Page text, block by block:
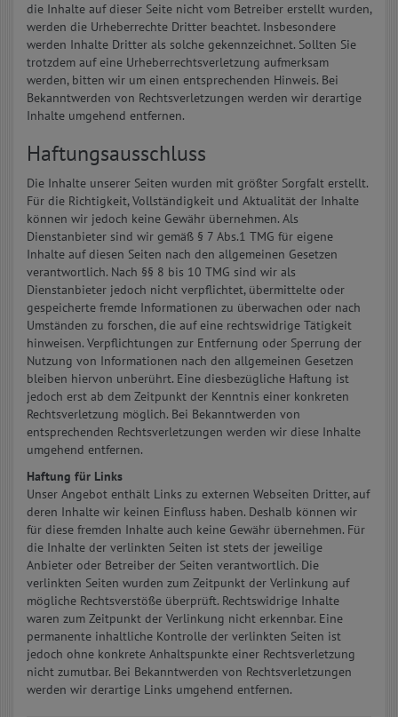
die Inhalte auf dieser Seite nicht vom Betreiber erstellt wurden,
werden die Urheberrechte Dritter beachtet. Insbesondere
werden Inhalte Dritter als solche gekennzeichnet. Sollten Sie
trotzdem auf eine Urheberrechtsverletzung aufmerksam
werden, bitten wir um einen entsprechenden Hinweis. Bei
Bekanntwerden von Rechtsverletzungen werden wir derartige
Inhalte umgehend entfernen.
Haftungsausschluss
Die Inhalte unserer Seiten wurden mit größter Sorgfalt erstellt.
Für die Richtigkeit, Vollständigkeit und Aktualität der Inhalte
können wir jedoch keine Gewähr übernehmen. Als
Dienstanbieter sind wir gemäß § 7 Abs.1 TMG für eigene
Inhalte auf diesen Seiten nach den allge­meinen Gesetzen
verantwortlich. Nach §§ 8 bis 10 TMG sind wir als
Dienstanbieter jedoch nicht verpflichtet, übermittelte oder
gespeicherte fremde Informationen zu überwachen oder nach
Umständen zu forschen, die auf eine rechtswidrige Tätigkeit
hinweisen. Verpflichtungen zur Entfernung oder Sperrung der
Nutzung von Informationen nach den allgemeinen Gesetzen
bleiben hiervon unberührt. Eine diesbezügliche Haftung ist
jedoch erst ab dem Zeitpunkt der Kenntnis einer konkreten
Rechtsverletzung möglich. Bei Bekanntwerden von
entsprechenden Rechtsverletzungen werden wir diese Inhalte
umgehend entfernen.
Haftung für Links
Unser Angebot enthält Links zu externen Webseiten Dritter, auf
deren Inhalte wir keinen Einfluss haben. Deshalb können wir
für diese fremden Inhalte auch keine Gewähr übernehmen. Für
die Inhalte der verlinkten Seiten ist stets der jeweilige
Anbieter oder Betreiber der Seiten verantwortlich. Die
verlinkten Seiten wurden zum Zeitpunkt der Verlinkung auf
mögliche Rechtsverstöße überprüft. Rechtswidrige Inhalte
waren zum Zeitpunkt der Verlinkung nicht erkennbar. Eine
permanente inhaltliche Kontrolle der verlinkten Seiten ist
jedoch ohne konkrete Anhaltspunkte einer Rechtsverletzung
nicht zumutbar. Bei Bekanntwerden von Rechtsverletzungen
werden wir derartige Links umgehend entfernen.